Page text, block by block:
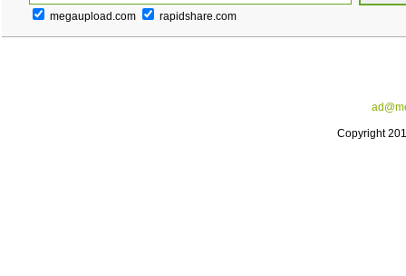
megaupload.com rapidshare.com
Copyright